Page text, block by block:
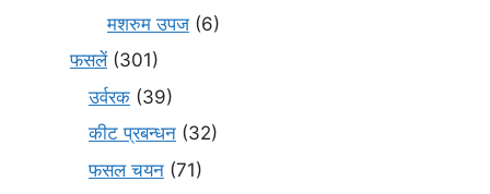
मशरुम उपज (6)
फसलें(301)
उर्वरक (39)
कीट प्रबन्धन (32)
फसल चयन (71)